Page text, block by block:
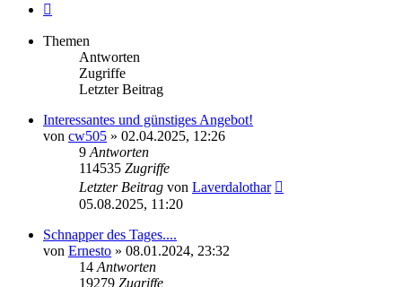
Themen
Antworten
Zugriffe
Letzter Beitrag
Interessantes und günstiges Angebot!
von cw505 » 02.04.2025, 12:26
9 Antworten
114535 Zugriffe
Letzter Beitrag von Laverdalothar
05.08.2025, 11:20
Schnapper des Tages....
von Ernesto » 08.01.2024, 23:32
14 Antworten
19279 Zugriffe